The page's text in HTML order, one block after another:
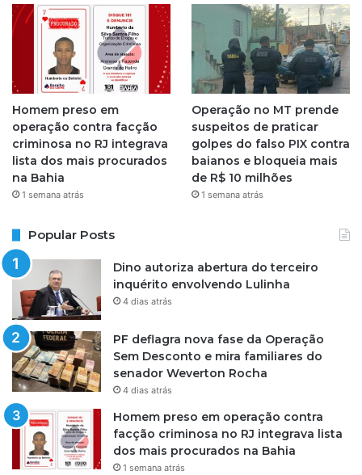
Homem preso em
operação contra facção
criminosa no RJ integrava
lista dos mais procurados
na Bahia
1 semana atrás
Operação no MT prende
suspeitos de praticar
golpes do falso PIX contra
baianos e bloqueia mais
de R$ 10 milhões
1 semana atrás
Popular Posts
Dino autoriza abertura do terceiro
inquérito envolvendo Lulinha
4 dias atrás
PF deflagra nova fase da Operação
Sem Desconto e mira familiares do
senador Weverton Rocha
4 dias atrás
Homem preso em operação contra
facção criminosa no RJ integrava lista
dos mais procurados na Bahia
1 semana atrás